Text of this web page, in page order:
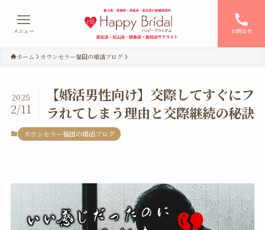
お問合せ
メニュー
ホーム カウンセラー福田の婚活ブログ
【婚活男性向け】交際してすぐにフ
ラれてしまう理由と交際継続の秘訣
2025
2/11
カウンセラー福田の婚活ブログ